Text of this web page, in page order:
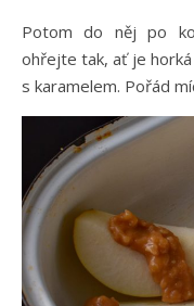
Potom do něj po
ohřejte tak, ať je
s karamelem. Pořád